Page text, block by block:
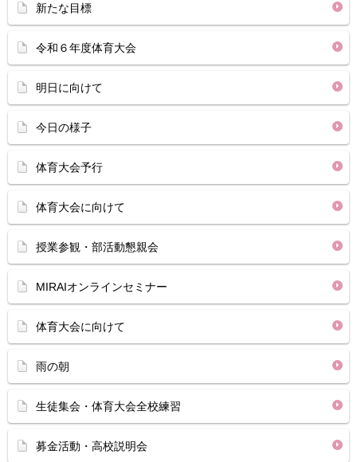
新たな目標
令和６年度体育大会
明日に向けて
今日の様子
体育大会予行
体育大会に向けて
授業参観・部活動懇親会
MIRAIオンラインセミナー
体育大会に向けて
雨の朝
生徒集会・体育大会全校練習
募金活動・高校説明会